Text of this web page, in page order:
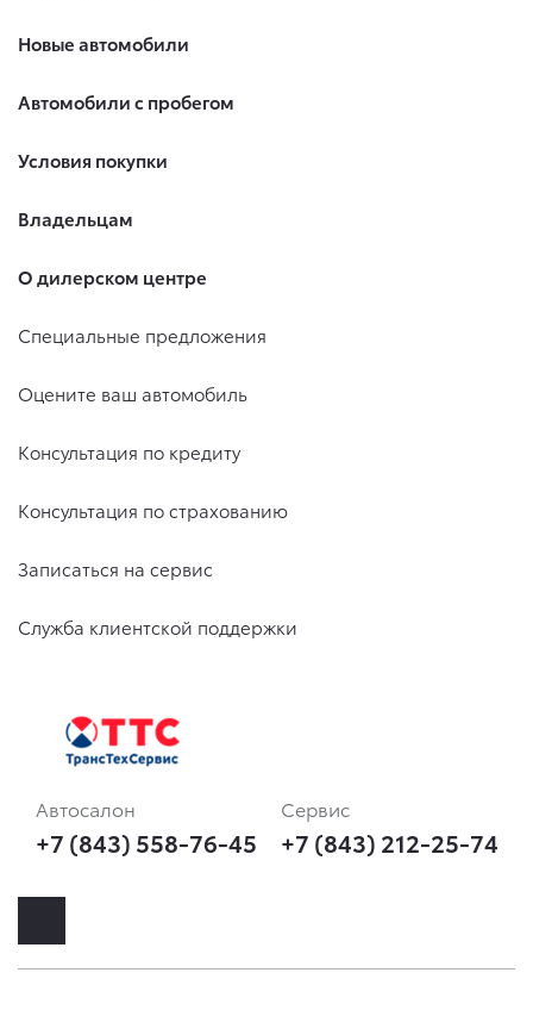
Новые автомобили
Автомобили с пробегом
Условия покупки
Владельцам
О дилерском центре
Специальные предложения
Оцените ваш автомобиль
Консультация по кредиту
Консультация по страхованию
Записаться на сервис
Служба клиентской поддержки
Автосалон
+7 (843) 558-76-45
Сервис
+7 (843) 212-25-74